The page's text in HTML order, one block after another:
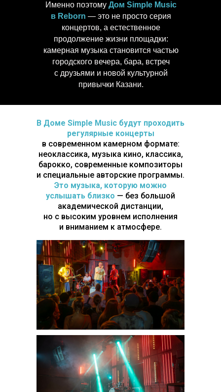
Именно поэтому Дом Simple Music
в Reborn — это не просто серия
концертов, а естественное
продолжение жизни площадки:
камерная музыка становится частью
городского вечера, бара, встреч
с друзьями и новой культурной
привычки Казани.
В Доме Simple Music будут проходить
регулярные концерты
в современном камерном формате:
неоклассика, музыка кино, классика,
барокко, современные композиторы
и специальные авторские программы.
Это музыка, которую можно
услышать близко — без большой
академической дистанции,
но с высоким уровнем исполнения
и вниманием к атмосфере.